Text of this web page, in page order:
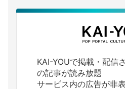
KAI-YOUで掲載・配信
の記事が読み放題
サービス内の広告が非